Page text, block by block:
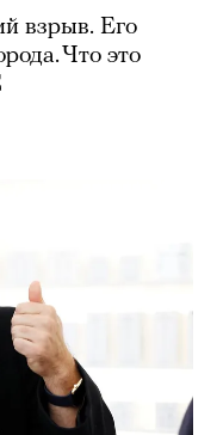
взрыв. Его
Что это